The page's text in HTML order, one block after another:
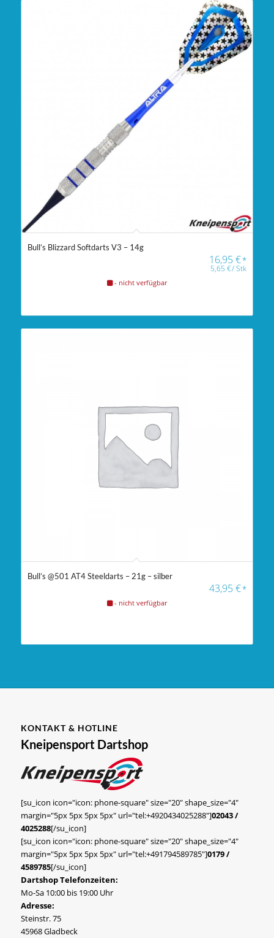
Bull’s Blizzard Softdarts V3 – 14g
16,95€*
5,65€/Stk
- nicht verfügbar
Bull’s @501 AT4 Steeldarts – 21g – silber
43,95€*
- nicht verfügbar
KONTAKT & HOTLINE
Kneipensport Dartshop
[su_icon icon="icon: phone-square" size="20" shape_size="4"
margin="5px 5px 5px 5px" url="tel:+4920434025288"]02043 /
4025288[/su_icon]
[su_icon icon="icon: phone-square" size="20" shape_size="4"
margin="5px 5px 5px 5px" url="tel:+491794589785"]0179 /
4589785[/su_icon]
Dartshop Telefonzeiten:
Mo-Sa 10:00 bis 19:00 Uhr
Adresse:
Steinstr. 75
45968 Gladbeck